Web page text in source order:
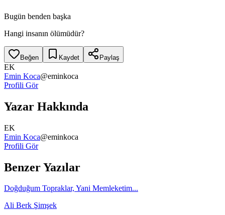
Bugün benden başka
Hangi insanın ölümüdür?
Beğen Kaydet Paylaş
EK
Emin Koca@eminkoca
Profili Gör
Yazar Hakkında
EK
Emin Koca@eminkoca
Profili Gör
Benzer Yazılar
Doğduğum Topraklar, Yani Memleketim...
Ali Berk Şimşek